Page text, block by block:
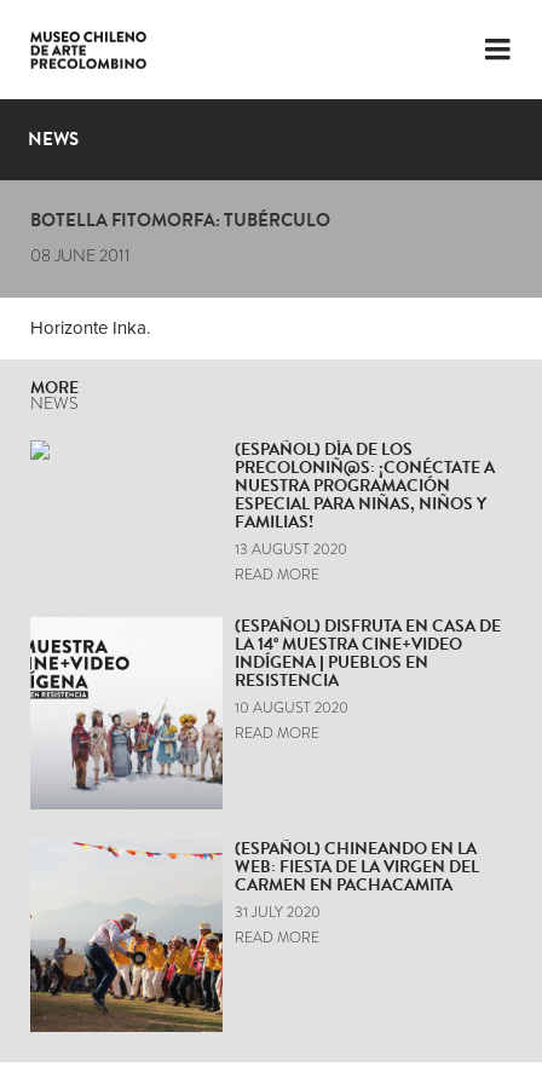
LANGUAGE
PLAN YOUR VISIT
EXHIBITIONS
THE MUSEUM
NEWS
LATEST VIDEOS
NEWS
BOTELLA FITOMORFA: TUBÉRCULO
08 JUNE 2011
Horizonte Inka.
MORE
NEWS
(ESPAÑOL) DÍA DE LOS
PRECOLONIÑ@S: ¡CONÉCTATE A
NUESTRA PROGRAMACIÓN
ESPECIAL PARA NIÑAS, NIÑOS Y
FAMILIAS!
13 AUGUST 2020
READ MORE
(ESPAÑOL) DISFRUTA EN CASA DE
LA 14° MUESTRA CINE+VIDEO
INDÍGENA | PUEBLOS EN
RESISTENCIA
10 AUGUST 2020
READ MORE
(ESPAÑOL) CHINEANDO EN LA
WEB: FIESTA DE LA VIRGEN DEL
CARMEN EN PACHACAMITA
31 JULY 2020
READ MORE